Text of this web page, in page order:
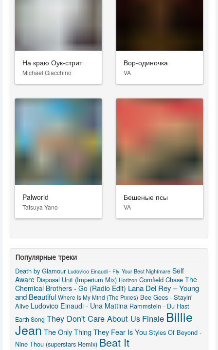
На краю Оук-стрит
Michael Giacchino
Вор-одиночка
VA
Palworld
Tatsuya Yano
Бешеные псы
VA
Популярные треки
Death by Glamour Ludovico Einaudi - Fly Your Best Nightmare Self
Aware Disposal Unit (Imperium Mix) Horizon Cornfield Chase The
Chemical Brothers - Go (Radio Edit) Lana Del Rey – Young
and Beautiful Where Is My Mind (The Pixies) Bee Gees - Stayin'
Alive Ludovico Einaudi - Una Mattina Rammstein - Du Hast
Earth Song They Don't Care About Us Finale Billie
Jean The Only Thing They Fear Is You Styles Of Beyond -
Nine Thou (superstars Remix) Beat It